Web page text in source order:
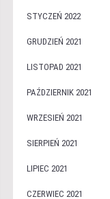
STYCZEŃ 2022
GRUDZIEŃ 2021
LISTOPAD 2021
PAŹDZIERNIK 2021
WRZESIEŃ 2021
SIERPIEŃ 2021
LIPIEC 2021
CZERWIEC 2021